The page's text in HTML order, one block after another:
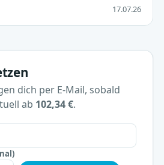
17.07.26
dich per E-Mail, sobald
ab 102,34 €.